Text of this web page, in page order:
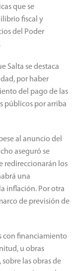
que se
fiscal y
del Poder
Salta se destaca
por haber
del pago de las
públicos por arriba
al anuncio del
aseguró se
redireccionarán los
una
inflación. Por otra
de previsión de
con financiamiento
u obras
las obras de